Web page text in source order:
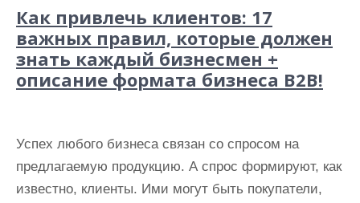
Как привлечь клиентов: 17
важных правил, которые должен
знать каждый бизнесмен +
описание формата бизнеса B2B!
Успех любого бизнеса связан со спросом на
предлагаемую продукцию. А спрос формируют, как
известно, клиенты. Ими могут быть покупатели,